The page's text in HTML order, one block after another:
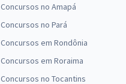
Concursos no Amapá
Concursos no Pará
Concursos em Rondônia
Concursos em Roraima
Concursos no Tocantins